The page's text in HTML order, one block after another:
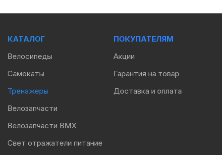
КАТАЛОГ
Велосипеды
Самокаты
Тренажеры
Велозапчасти
Велозапчасти BMX
Свет отражатели питание
ПОКУПАТЕЛЯМ
Акции
Гарантия на товар
Доставка и оплата